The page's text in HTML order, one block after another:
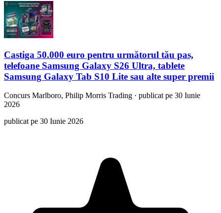
Castiga 50.000 euro pentru următorul tău pas,
telefoane Samsung Galaxy S26 Ultra, tablete
Samsung Galaxy Tab S10 Lite sau alte super premii
Concurs Marlboro, Philip Morris Trading · publicat pe 30 Iunie
2026
publicat pe 30 Iunie 2026